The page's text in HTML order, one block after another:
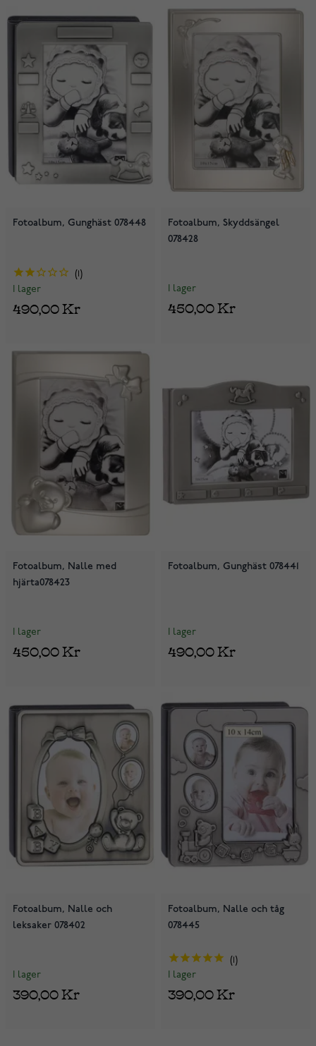
Fotoalbum, Gunghäst 078448
I lager
490,00 Kr
Fotoalbum, Skyddsängel
078428
I lager
450,00 Kr
Fotoalbum, Nalle med
hjärta078423
I lager
450,00 Kr
Fotoalbum, Gunghäst 078441
I lager
490,00 Kr
Fotoalbum, Nalle och
leksaker 078402
I lager
390,00 Kr
Fotoalbum, Nalle och tåg
078445
I lager
390,00 Kr